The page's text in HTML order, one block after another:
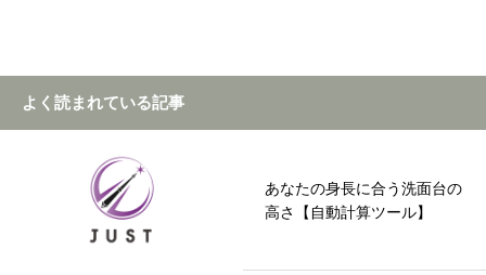
よく読まれている記事
あなたの身長に合う洗面台の
高さ【自動計算ツール】